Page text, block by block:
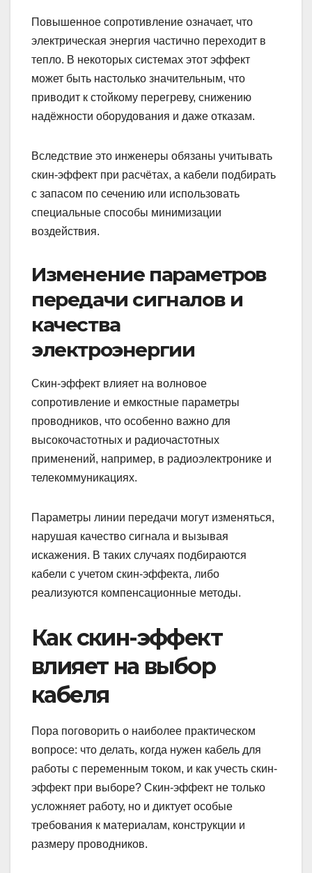
Повышенное сопротивление означает, что
электрическая энергия частично переходит в
тепло. В некоторых системах этот эффект
может быть настолько значительным, что
приводит к стойкому перегреву, снижению
надёжности оборудования и даже отказам.
Вследствие это инженеры обязаны учитывать
скин-эффект при расчётах, а кабели подбирать
с запасом по сечению или использовать
специальные способы минимизации
воздействия.
Изменение параметров
передачи сигналов и
качества
электроэнергии
Скин-эффект влияет на волновое
сопротивление и емкостные параметры
проводников, что особенно важно для
высокочастотных и радиочастотных
применений, например, в радиоэлектронике и
телекоммуникациях.
Параметры линии передачи могут изменяться,
нарушая качество сигнала и вызывая
искажения. В таких случаях подбираются
кабели с учетом скин-эффекта, либо
реализуются компенсационные методы.
Как скин-эффект
влияет на выбор
кабеля
Пора поговорить о наиболее практическом
вопросе: что делать, когда нужен кабель для
работы с переменным током, и как учесть скин-
эффект при выборе? Скин-эффект не только
усложняет работу, но и диктует особые
требования к материалам, конструкции и
размеру проводников.